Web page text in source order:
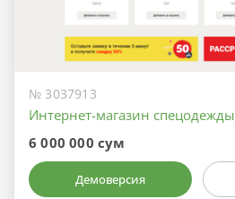
№ 3037913
Интернет-магазин спецодежды
6 000 000 сум
Демоверсия